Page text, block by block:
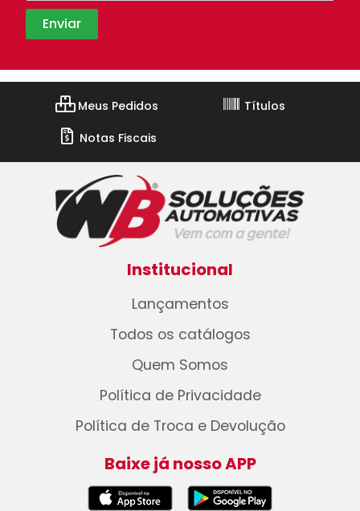
Meus Pedidos
Títulos
Notas Fiscais
Institucional
Lançamentos
Todos os catálogos
Quem Somos
Política de Privacidade
Política de Troca e Devolução
Baixe já nosso APP